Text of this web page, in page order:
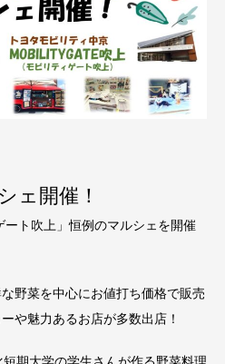
ェ開催！
ト吹上」恒例のマルシェを開催
野菜を中心にお値打ち価格で販売
や魅力あるお店が多数出店！
期大学の学生さんが作る野菜料理